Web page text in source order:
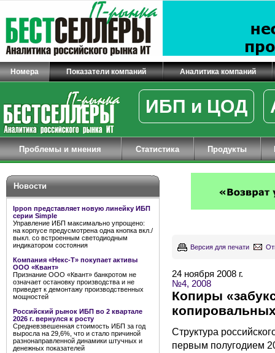
Номера Показатели компаний Аналитика компаний
ИБП и ЦОД
Проблемы и мнения Статистика Продукты
Новости
Ippon представляет новую линейку ИБП
серии Simple
Управление ИБП максимально упрощено:
на корпусе предусмотрена одна кнопка вкл./
выкл. со встроенным светодиодным
индикатором состояния
Компания «Некс-Т» покупает активы
ООО «Квант»
Признание ООО «Квант» банкротом не
означает остановку производства и не
приведет к демонтажу производственных
мощностей
Российский рынок ИБП во 2 квартале
2026 г. вернулся к росту
Средневзвешенная стоимость ИБП за год
выросла на 29,6%, что и стало причиной
разнонаправленной динамики штучных и
денежных показателей
Версия для печати
24 ноября 2008 г.
№4, 2008
Копиры
Структура
первым полугодием